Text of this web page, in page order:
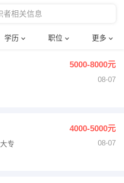
学历 职位 更多
护士
确定
5000-8000元
08-07
4000-5000元
大专
08-07